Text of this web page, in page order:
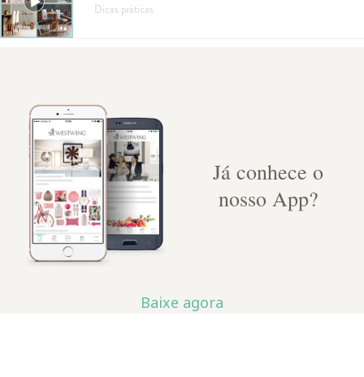
Dicas práticas
Já conhece o
nosso App?
Baixe agora